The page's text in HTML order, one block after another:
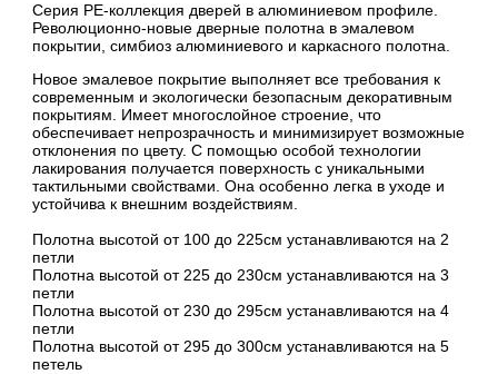
Серия PE-коллекция дверей в алюминиевом профиле.
Революционно-новые дверные полотна в эмалевом
покрытии, симбиоз алюминиевого и каркасного полотна.
Новое эмалевое покрытие выполняет все требования к
современным и экологически безопасным декоративным
покрытиям. Имеет многослойное строение, что
обеспечивает непрозрачность и минимизирует возможные
отклонения по цвету. С помощью особой технологии
лакирования получается поверхность с уникальными
тактильными свойствами. Она особенно легка в уходе и
устойчива к внешним воздействиям.
Полотна высотой от 100 до 225см устанавливаются на 2
петли
Полотна высотой от 225 до 230см устанавливаются на 3
петли
Полотна высотой от 230 до 295см устанавливаются на 4
петли
Полотна высотой от 295 до 300см устанавливаются на 5
петель